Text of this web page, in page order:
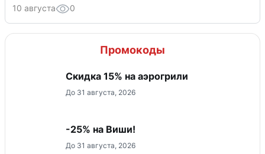
10 августа 0
Промокоды
Скидка 15% на аэрогрили
До 31 августа, 2026
-25% на Виши!
До 31 августа, 2026